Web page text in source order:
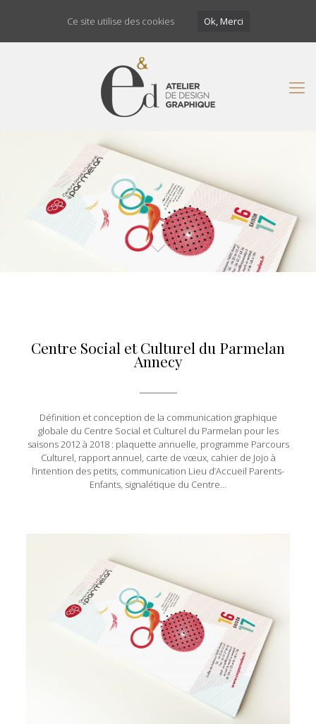
Centre Social et Culturel du Parmelan
Annecy
Définition et conception de la communication graphique
globale du Centre Social et Culturel du Parmelan pour les
saisons 2012 à 2018 : plaquette annuelle, programme Parcours
Culturel, rapport annuel, carte de vœux, cahier de Jojo à
l’intention des petits, communication Lieu d’Accueil Parents-
Enfants, signalétique du Centre…
Ce site utilise des cookies Ok, Merci